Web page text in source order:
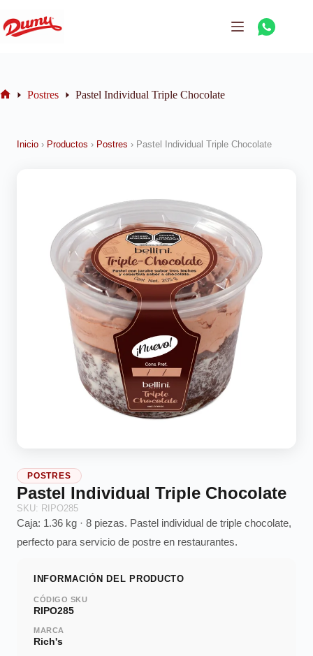
Postres Pastel Individual Triple Chocolate
Inicio › Productos › Postres › Pastel Individual Triple Chocolate
POSTRES
Pastel Individual Triple Chocolate
SKU: RIPO285
Caja: 1.36 kg · 8 piezas. Pastel individual de triple chocolate,
perfecto para servicio de postre en restaurantes.
INFORMACIÓN DEL PRODUCTO
CÓDIGO SKU
RIPO285
MARCA
Rich's